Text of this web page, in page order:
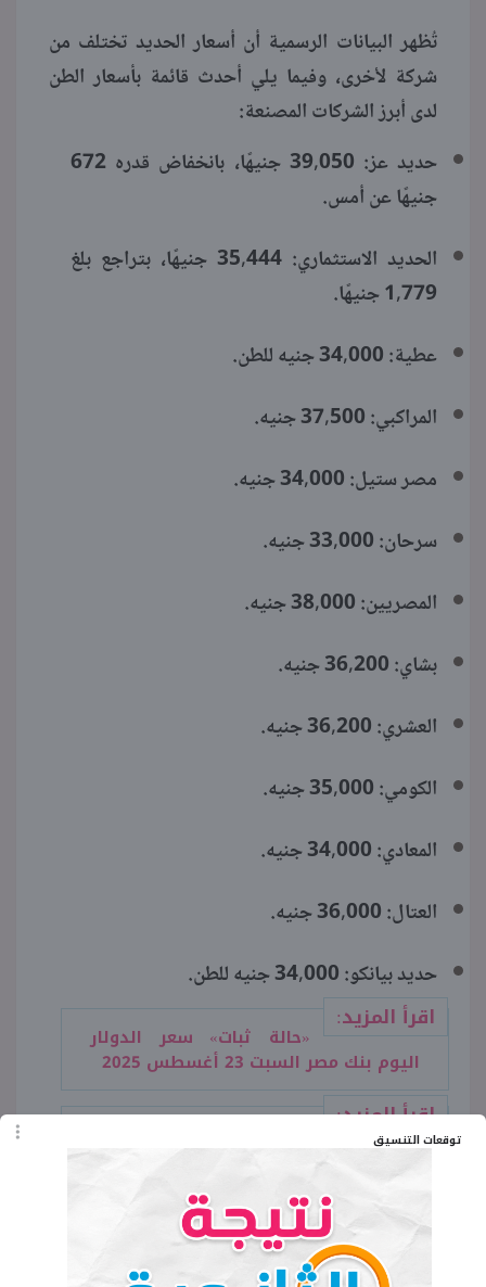
توقعات التنسيق
تُظهر البيانات الرسمية أن أسعار الحديد تختلف من
شركة لأخرى، وفيما يلي أحدث قائمة بأسعار الطن
لدى أبرز الشركات المصنعة:
حديد عز: 39,050 جنيهًا، بانخفاض قدره 672
جنيهًا عن أمس.
الحديد الاستثماري: 35,444 جنيهًا، بتراجع بلغ
1,779 جنيهًا.
عطية: 34,000 جنيه للطن.
المراكبي: 37,500 جنيه.
مصر ستيل: 34,000 جنيه.
سرحان: 33,000 جنيه.
المصريين: 38,000 جنيه.
بشاي: 36,200 جنيه.
العشري: 36,200 جنيه.
الكومي: 35,000 جنيه.
المعادي: 34,000 جنيه.
العتال: 36,000 جنيه.
حديد بيانكو: 34,000 جنيه للطن.
اقرأ المزيد:
«حالة ثبات» سعر الدولار
اليوم بنك مصر السبت 23 أغسطس 2025
اقرأ المزيد:
استقرار سوق الحديد بعد
تراجع طفيف